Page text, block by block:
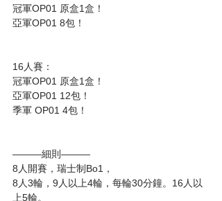
冠軍OP01 原盒1盒！
亞軍OP01 8包！
16人賽：
冠軍OP01 原盒1盒！
亞軍OP01 12包！
季軍 OP01 4包！
———細則———
8人開賽，瑞士制Bo1，
8人3輪，9人以上4輪，每輪30分鐘。16人以
上5輪。